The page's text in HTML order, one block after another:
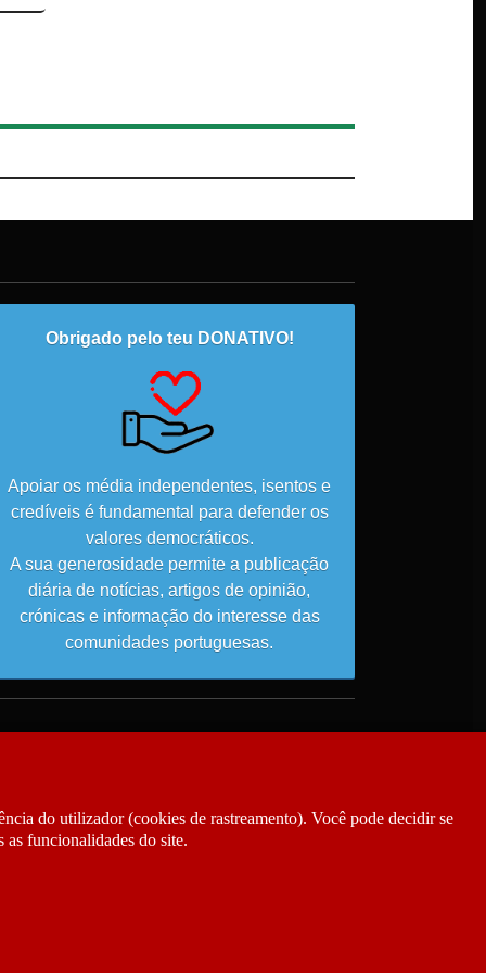
Obrigado pelo teu DONATIVO!
Apoiar os média independentes, isentos e
credíveis é fundamental para defender os
valores democráticos.
A sua generosidade permite a publicação
diária de notícias, artigos de opinião,
crónicas e informação do interesse das
comunidades portuguesas.
do utilizador (cookies de rastreamento). Você pode decidir se
as funcionalidades do site.